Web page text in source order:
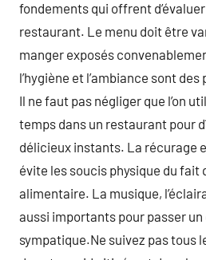
fondements qui offrent d’évaluer
restaurant. Le menu doit être
manger exposés
l’hygiène et l’ambiance sont
Il ne faut pas négliger que l’on
temps dans un restaurant pour
délicieux instants. La récurage
évite les soucis physique du fait
alimentaire. La musique,
aussi importants pour passer
sympatique.Ne suivez pas tous